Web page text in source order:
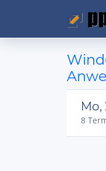
Mo,
8